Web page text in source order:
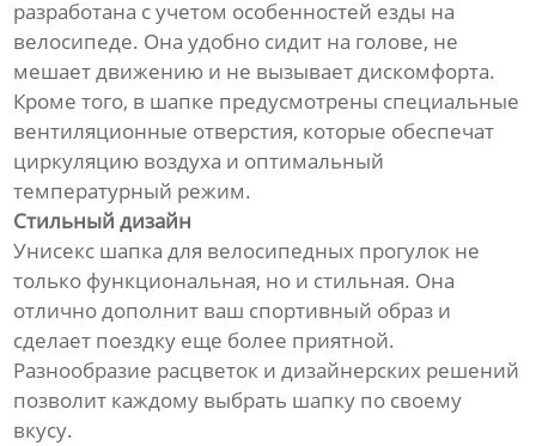
разработана с учетом особенностей езды на
велосипеде. Она удобно сидит на голове, не
мешает движению и не вызывает дискомфорта.
Кроме того, в шапке предусмотрены специальные
вентиляционные отверстия, которые обеспечат
циркуляцию воздуха и оптимальный
температурный режим.
Стильный дизайн
Унисекс шапка для велосипедных прогулок не
только функциональная, но и стильная. Она
отлично дополнит ваш спортивный образ и
сделает поездку еще более приятной.
Разнообразие расцветок и дизайнерских решений
позволит каждому выбрать шапку по своему
вкусу.